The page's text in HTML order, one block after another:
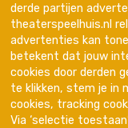
derde partijen
theaterspeelhuis.nl
advertenties kan
betekent dat jouw
cookies door derden
te klikken, stem je in
cookies, tracking
Via ‘selectie